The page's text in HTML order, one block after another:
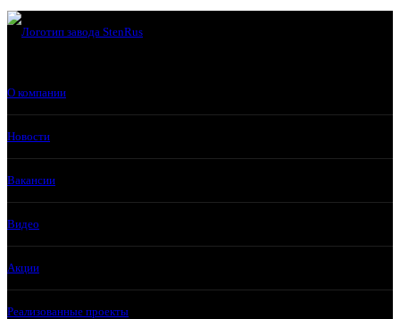
О компании
Новости
Вакансии
Видео
Акции
Реализованные проекты